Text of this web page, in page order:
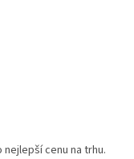
cenu na trhu.